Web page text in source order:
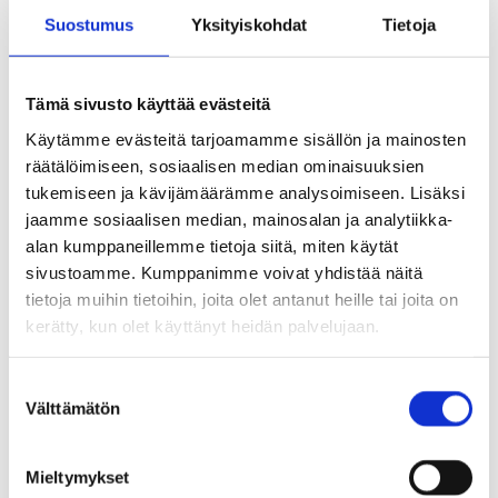
Suostumus Yksityiskohdat Tietoja
Tämä sivusto käyttää evästeitä
Käytämme evästeitä tarjoamamme sisällön ja mainosten
räätälöimiseen, sosiaalisen median ominaisuuksien
tukemiseen ja kävijämäärämme analysoimiseen. Lisäksi
jaamme sosiaalisen median, mainosalan ja analytiikka-
alan kumppaneillemme tietoja siitä, miten käytät
sivustoamme. Kumppanimme voivat yhdistää näitä
tietoja muihin tietoihin, joita olet antanut heille tai joita on
kerätty, kun olet käyttänyt heidän palvelujaan.
Välttämätön
Mieltymykset
palvelevien rakennusten ja laitosten alueen
(ET) rakennuskieltoa alueidenkäyttölain 53
§:n mukaisesti 11.5.2028 asti
että päätöstä on noudatettava
alueidenkäyttölain 202 §:n nojalla ennen